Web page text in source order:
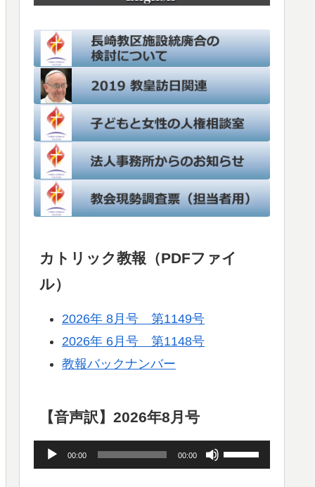
カトリック教報（PDFファイ
ル）
2026年 8月号 第1149号
2026年 6月号 第1148号
教報バックナンバー
【音声訳】2026年8月号
声
00:00 00:00
ボ
リ